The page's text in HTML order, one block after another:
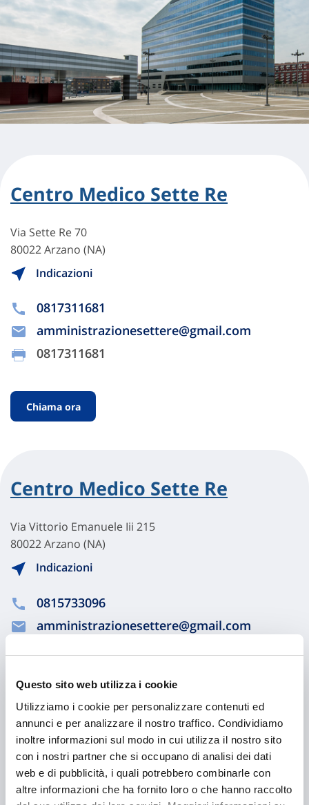
Questo sito web utilizza i cookie
Utilizziamo i cookie per personalizzare contenuti ed
annunci e per analizzare il nostro traffico. Condividiamo
inoltre informazioni sul modo in cui utilizza il nostro sito
con i nostri partner che si occupano di analisi dei dati
web e di pubblicità, i quali potrebbero combinarle con
altre informazioni che ha fornito loro o che hanno raccolto
Centro Medico Sette Re
Via Sette Re 70
80022 Arzano (NA)
Indicazioni
0817311681
amministrazionesettere@gmail.com
0817311681
Chiama ora
Centro Medico Sette Re
Via Vittorio Emanuele Iii 215
80022 Arzano (NA)
Indicazioni
0815733096
amministrazionesettere@gmail.com
Chiama ora